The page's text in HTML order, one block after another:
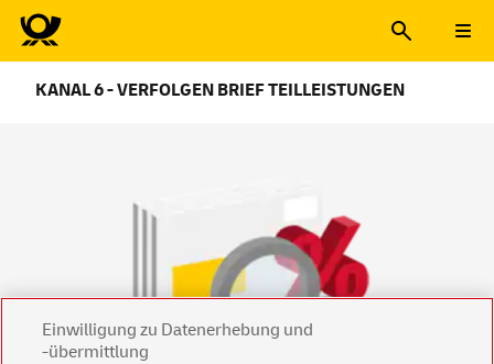
KANAL 6 - VERFOLGEN BRIEF TEILLEISTUNGEN
Einwilligung zu Datenerhebung und
-übermittlung